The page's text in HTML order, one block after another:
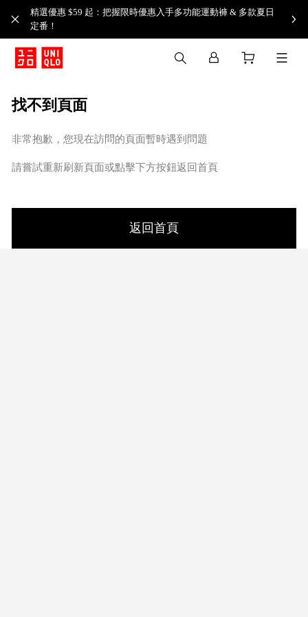
精選優惠 $59 起：把握限時優惠入手多功能運動褲 & 多款夏日
定番！​
找不到頁面
非常抱歉，您現在訪問的頁面暫時遇到問題
請嘗試重新刷新頁面或點擊下方按鈕返回首頁
返回首頁